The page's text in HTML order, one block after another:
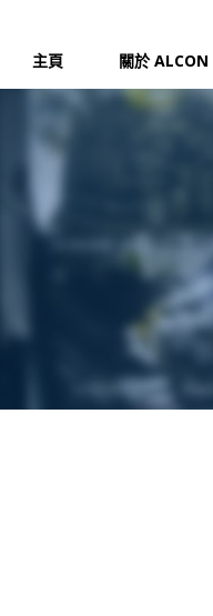
主頁
關於 ALCON